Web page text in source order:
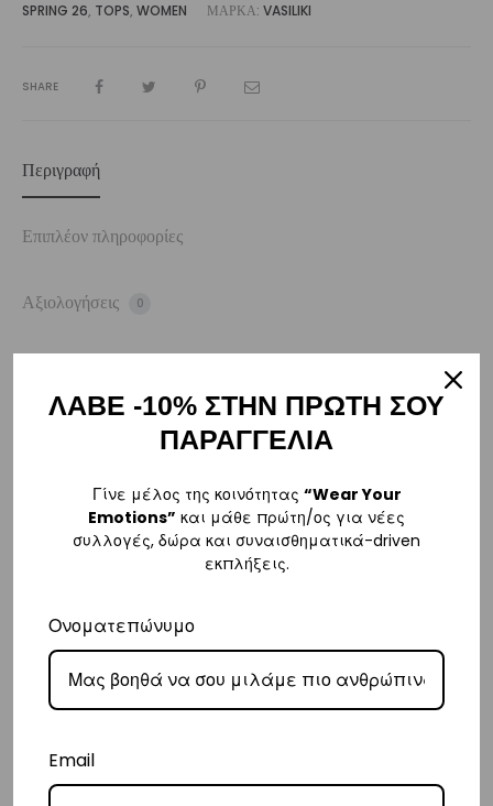
SPRING 26, TOPS, WOMEN ΜΆΡΚΑ: VASILIKI
SHARE
Περιγραφή
Επιπλέον πληροφορίες
Αξιολογήσεις 0
ΑΠΟΣΤΟΛΗ
Η παραγγελία σας θα αποσταλεί την πρώτη εργάσιμη ημέρα μετά την
sales@vasilikiworld.com
Ελλάδα
Δωρεάν παράδοσηεντός Ελλάδας για παραγγελίεςάνω των 80€
– Για παραγγελίες κάτω των €80, υπάρχει σταθερή χρέωση εξόδων
– Η συνεργαζόμενη εταιρεία ταχυμεταφορών,
αναλάβει την παράδοσή σας.
ΛΑΒΕ -10% ΣΤΗΝ ΠΡΩΤΗ ΣΟΥ
ΠΑΡΑΓΓΕΛΙΑ
Γίνε μέλος της κοινότητας “Wear Your
Emotions” και μάθε πρώτη/ος για νέες
συλλογές, δώρα και συναισθηματικά-driven
εκπλήξεις.
Ονοματεπώνυμο
Email